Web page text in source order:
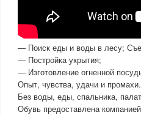
— Поиск еды и воды в лесу;
— Постройка укрытия;
— Изготовление огненной
Опыт, чувства, удачи и
Без воды, еды, спальника,
Обувь предоставлена